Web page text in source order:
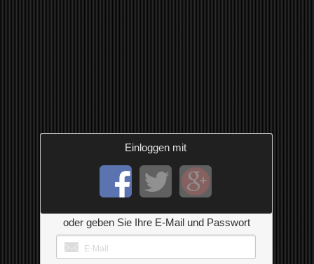
Einloggen mit
oder geben Sie Ihre E-Mail und Passwort